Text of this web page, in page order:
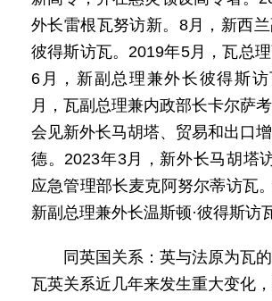
外长雷根瓦努访新。8月，新西
彼得斯访瓦。2019年5月，瓦总理
6月，新副总理兼外长彼得斯
月，瓦副总理兼内政部长卡尔萨
会见新外长马胡塔、贸易和出口
德。2023年3月，新外长马胡塔
应急管理部长麦克阿努尔蒂访瓦
新副总理兼外长温斯顿·彼得斯访
同英国关系：英与法原为瓦的
瓦英关系近几年来发生重大变化